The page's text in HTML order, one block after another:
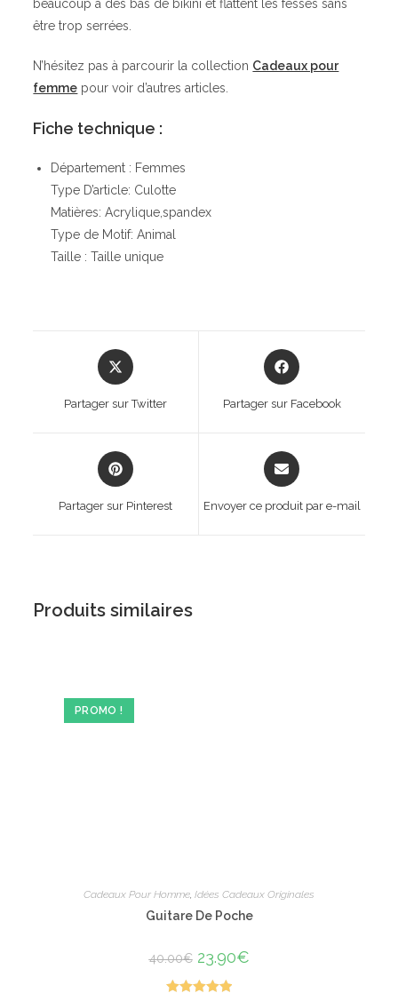
beaucoup à des bas de bikini et flattent les fesses sans
être trop serrées.
N’hésitez pas à parcourir la collection Cadeaux pour
femme pour voir d’autres articles.
Fiche technique :
Département : Femmes
Type D’article: Culotte
Matières: Acrylique,spandex
Type de Motif: Animal
Taille : Taille unique
Opens
in
new
Partager sur Twitter
Opens
in
Partager sur Facebook
Opens
in
Partager sur Pinterest
Opens
in
new
Envoyer ce produit par e-mail
Produits similaires
PROMO !
Cadeaux Pour Homme, Idées Cadeaux Originales
Guitare De Poche
40.00€ Le
prix
initial
23.90€Le